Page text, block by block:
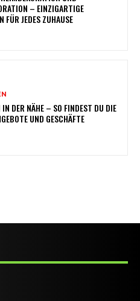
– EINZIGARTIGE
FÜR JEDES ZUHAUSE
IN DER NÄHE – SO FINDEST DU DIE
UND GESCHÄFTE